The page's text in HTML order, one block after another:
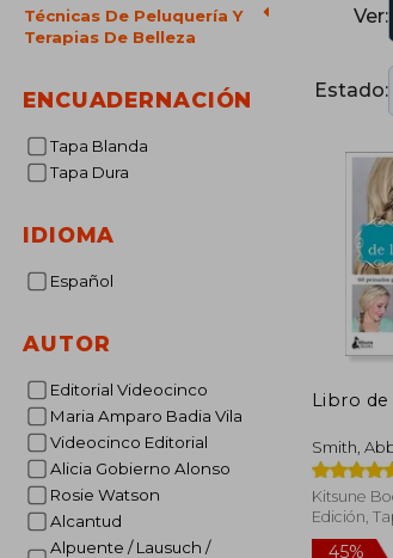
Técnicas De Peluquería Y
Terapias De Belleza
ENCUADERNACIÓN
Tapa Blanda
Tapa Dura
IDIOMA
Español
AUTOR
Editorial Videocinco
Maria Amparo Badia Vila
Videocinco Editorial
Alicia Gobierno Alonso
Rosie Watson
Alcantud
Alpuente / Lausuch /
Ver:
Estado:
Libro de
Smith,
Kitsune
Edición,
Nuevo